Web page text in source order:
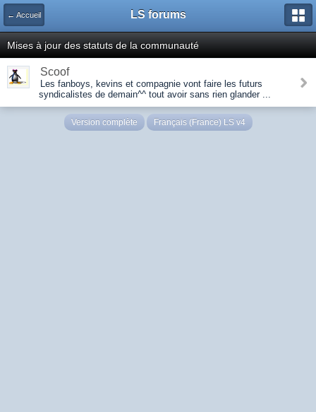
← Accueil LS forums
Mises à jour des statuts de la communauté
Scoof
Les fanboys, kevins et compagnie vont faire les futurs
syndicalistes de demain^^ tout avoir sans rien glander ...
Version complète Français (France) LS v4